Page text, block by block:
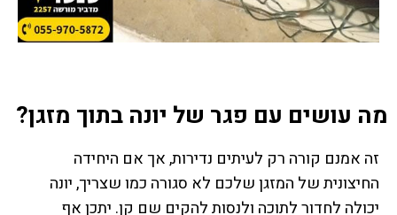
מה עושים עם פגר של יונה בתוך מזגן?
זה אמנם קורה רק לעיתים נדירות, אך אם היחידה
החיצונית של המזגן שלכם לא סגורה כמו שצריך, יונה
יכולה לחדור לתוכה ולנסות להקים שם קן. יתכן אף